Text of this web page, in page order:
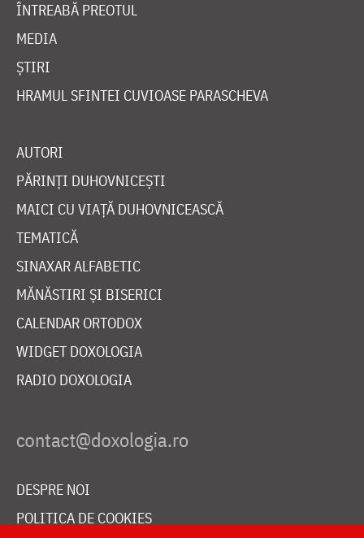
ÎNTREABĂ PREOTUL
MEDIA
ȘTIRI
HRAMUL SFINTEI CUVIOASE PARASCHEVA
AUTORI
PĂRINȚI DUHOVNICEȘTI
MAICI CU VIAȚĂ DUHOVNICEASCĂ
TEMATICĂ
SINAXAR ALFABETIC
MĂNĂSTIRI ȘI BISERICI
CALENDAR ORTODOX
WIDGET DOXOLOGIA
RADIO DOXOLOGIA
DESPRE NOI
POLITICA DE COOKIES